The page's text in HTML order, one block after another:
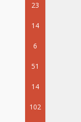
23
14
6
51
14
102